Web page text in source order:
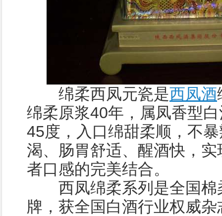
绵柔西凤元瓷是西凤酒
绵柔原浆40年，属凤香型
45度，入口绵甜柔顺，不
渴、肠胃舒适、醒酒快，
者口感的完美结合。
西凤绵柔系列是全国棉
牌，获全国白酒行业权威